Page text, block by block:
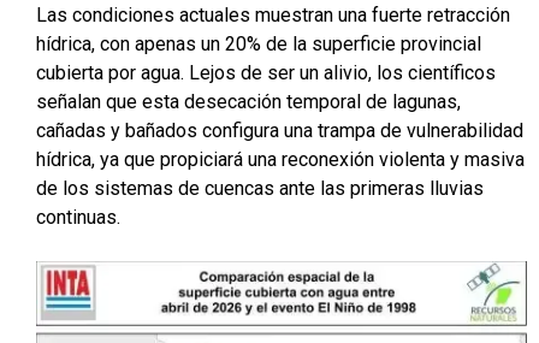
Las condiciones actuales muestran una fuerte retracción
hídrica, con apenas un 20% de la superficie provincial
cubierta por agua. Lejos de ser un alivio, los científicos
señalan que esta desecación temporal de lagunas,
cañadas y bañados configura una trampa de vulnerabilidad
hídrica, ya que propiciará una reconexión violenta y masiva
de los sistemas de cuencas ante las primeras lluvias
continuas.